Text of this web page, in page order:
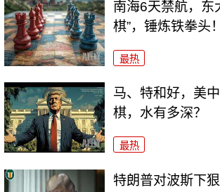
南海6天禁航，东
棋”，锤炼铁拳头！
最热
马、特和好，美
棋，水有多深？
最热
特朗普对波斯下